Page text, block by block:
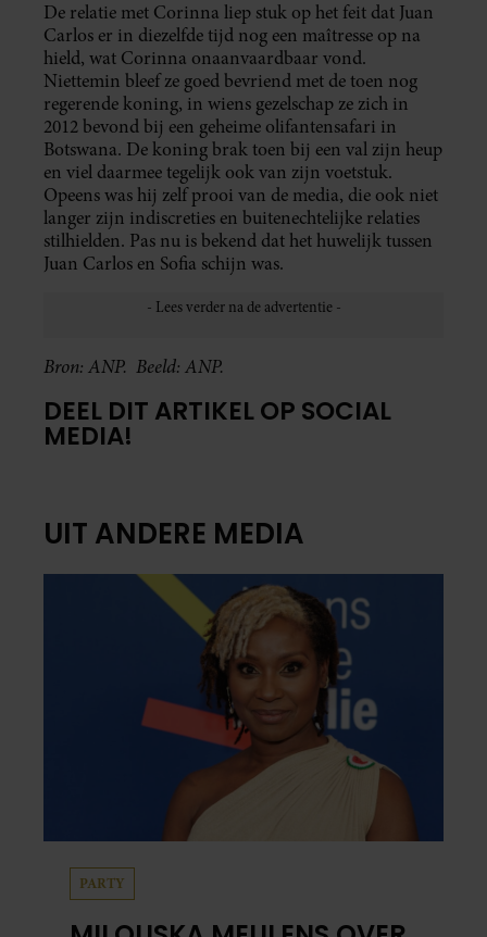
De relatie met Corinna liep stuk op het feit dat Juan
Carlos er in diezelfde tijd nog een maîtresse op na
hield, wat Corinna onaanvaardbaar vond.
Niettemin bleef ze goed bevriend met de toen nog
regerende koning, in wiens gezelschap ze zich in
2012 bevond bij een geheime olifantensafari in
Botswana. De koning brak toen bij een val zijn heup
en viel daarmee tegelijk ook van zijn voetstuk.
Opeens was hij zelf prooi van de media, die ook niet
langer zijn indiscreties en buitenechtelijke relaties
stilhielden. Pas nu is bekend dat het huwelijk tussen
Juan Carlos en Sofia schijn was.
Bron: ANP. Beeld: ANP.
DEEL DIT ARTIKEL OP SOCIAL
MEDIA!
UIT ANDERE MEDIA
PARTY